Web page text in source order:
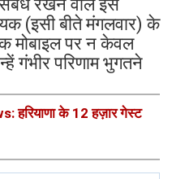
रखने वाले इस
(इसी बीते मंगलवार) के
मोबाइल पर न केवल
गंभीर परिणाम भुगतने
हरियाणा के 12 हज़ार गेस्ट